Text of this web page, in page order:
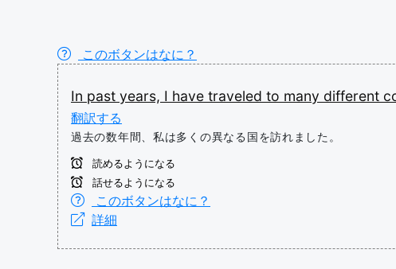
このボタンはなに？
In past years, I have traveled to many different
翻訳する
過去の数年間、私は多くの異なる国を訪れました。
読めるようになる
話せるようになる
このボタンはなに？
詳細